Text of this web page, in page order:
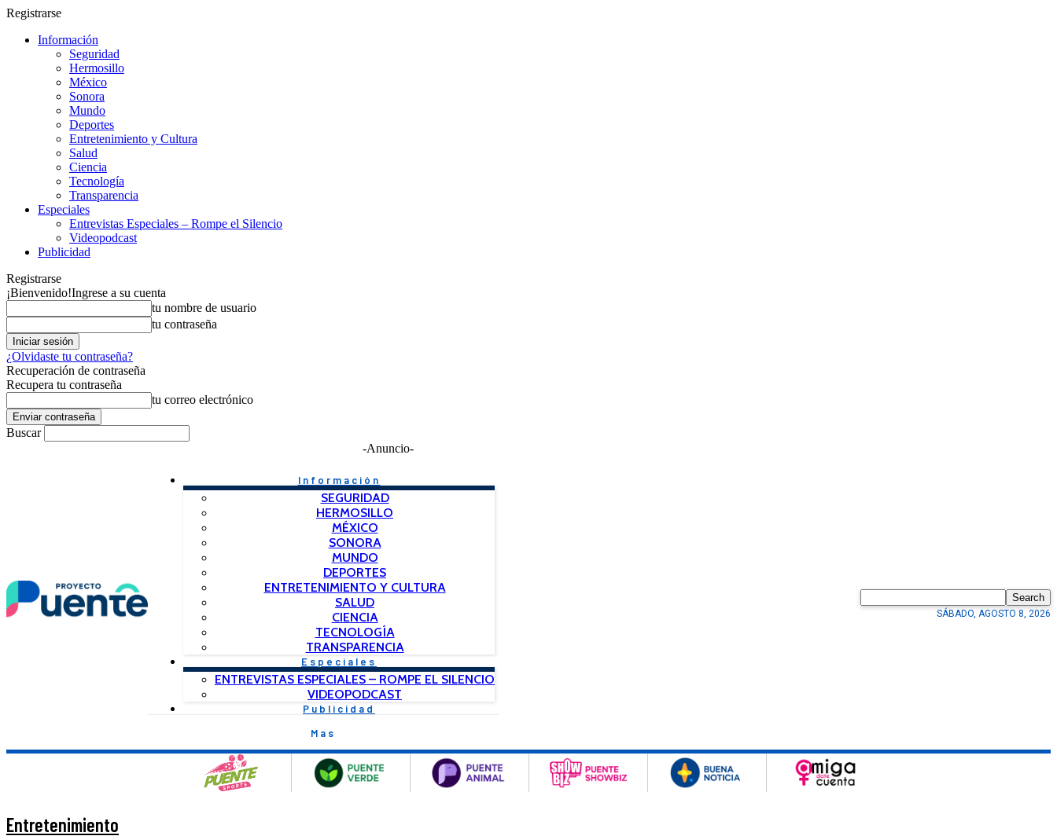
Registrarse
Información
Seguridad
Hermosillo
México
Sonora
Mundo
Deportes
Entretenimiento y Cultura
Salud
Ciencia
Tecnología
Transparencia
Especiales
Entrevistas Especiales – Rompe el Silencio
Videopodcast
Publicidad
Registrarse
¡Bienvenido!Ingrese a su cuenta
tu nombre de usuario
tu contraseña
¿Olvidaste tu contraseña?
Recuperación de contraseña
Recupera tu contraseña
tu correo electrónico
Buscar
-Anuncio-
Información
SEGURIDAD
HERMOSILLO
MÉXICO
SONORA
MUNDO
DEPORTES
ENTRETENIMIENTO Y CULTURA
SALUD
CIENCIA
TECNOLOGÍA
TRANSPARENCIA
Especiales
ENTREVISTAS ESPECIALES – ROMPE EL SILENCIO
VIDEOPODCAST
Publicidad
Mas
Search
SÁBADO, AGOSTO 8, 2026
Entretenimiento